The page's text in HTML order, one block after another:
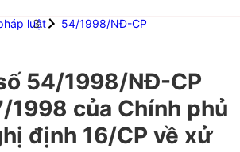
luật 54/1998/NĐ-CP
54/1998/NĐ-CP
1998 của Chính phủ
định 16/CP về xử